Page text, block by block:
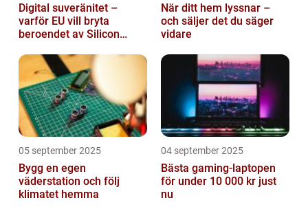
Digital suveränitet –
varför EU vill bryta
beroendet av Silicon
När ditt hem lyssnar –
och säljer det du säger
vidare
05 september 2025
Bygg en egen
väderstation och följ
klimatet hemma
04 september 2025
Bästa gaming-laptopen
för under 10 000 kr just
nu